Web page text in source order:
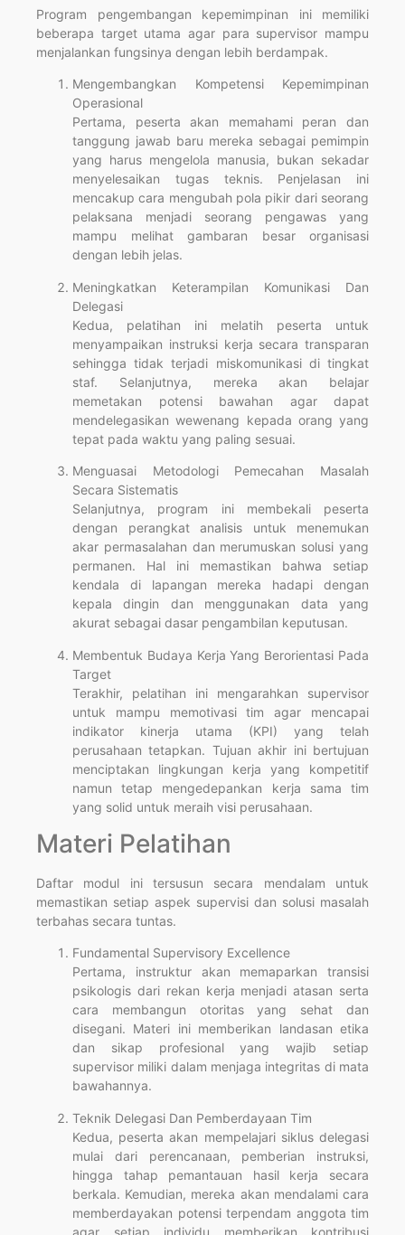
Program pengembangan kepemimpinan ini memiliki
beberapa target utama agar para supervisor mampu
menjalankan fungsinya dengan lebih berdampak.
Mengembangkan Kompetensi Kepemimpinan
Operasional
Pertama, peserta akan memahami peran dan
tanggung jawab baru mereka sebagai pemimpin
yang harus mengelola manusia, bukan sekadar
menyelesaikan tugas teknis. Penjelasan ini
mencakup cara mengubah pola pikir dari seorang
pelaksana menjadi seorang pengawas yang
mampu melihat gambaran besar organisasi
dengan lebih jelas.
Meningkatkan Keterampilan Komunikasi Dan
Delegasi
Kedua, pelatihan ini melatih peserta untuk
menyampaikan instruksi kerja secara transparan
sehingga tidak terjadi miskomunikasi di tingkat
staf. Selanjutnya, mereka akan belajar
memetakan potensi bawahan agar dapat
mendelegasikan wewenang kepada orang yang
tepat pada waktu yang paling sesuai.
Menguasai Metodologi Pemecahan Masalah
Secara Sistematis
Selanjutnya, program ini membekali peserta
dengan perangkat analisis untuk menemukan
akar permasalahan dan merumuskan solusi yang
permanen. Hal ini memastikan bahwa setiap
kendala di lapangan mereka hadapi dengan
kepala dingin dan menggunakan data yang
akurat sebagai dasar pengambilan keputusan.
Membentuk Budaya Kerja Yang Berorientasi Pada
Target
Terakhir, pelatihan ini mengarahkan supervisor
untuk mampu memotivasi tim agar mencapai
indikator kinerja utama (KPI) yang telah
perusahaan tetapkan. Tujuan akhir ini bertujuan
menciptakan lingkungan kerja yang kompetitif
namun tetap mengedepankan kerja sama tim
yang solid untuk meraih visi perusahaan.
Materi Pelatihan
Daftar modul ini tersusun secara mendalam untuk
memastikan setiap aspek supervisi dan solusi masalah
terbahas secara tuntas.
Fundamental Supervisory Excellence
Pertama, instruktur akan memaparkan transisi
psikologis dari rekan kerja menjadi atasan serta
cara membangun otoritas yang sehat dan
disegani. Materi ini memberikan landasan etika
dan sikap profesional yang wajib setiap
supervisor miliki dalam menjaga integritas di mata
bawahannya.
Teknik Delegasi Dan Pemberdayaan Tim
Kedua, peserta akan mempelajari siklus delegasi
mulai dari perencanaan, pemberian instruksi,
hingga tahap pemantauan hasil kerja secara
berkala. Kemudian, mereka akan mendalami cara
memberdayakan potensi terpendam anggota tim
agar setiap individu memberikan kontribusi